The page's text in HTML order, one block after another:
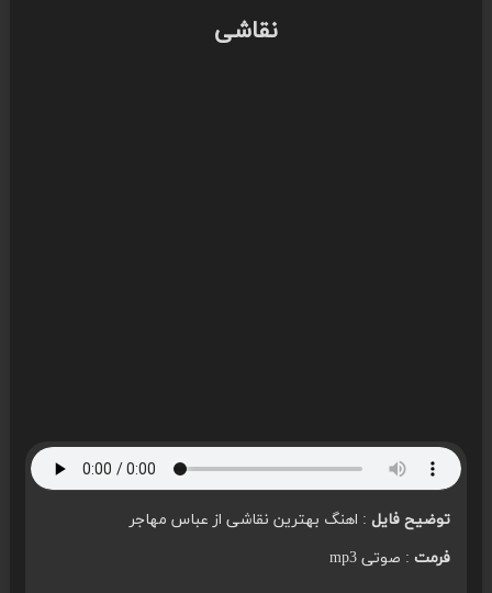
نقاشی
توضیح فایل: اهنگ بهترین نقاشی از عباس مهاجر
فرمت: صوتی mp3